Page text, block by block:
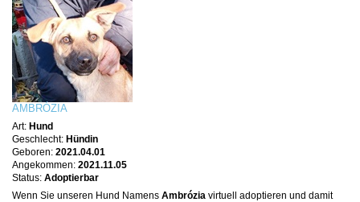
AMBRÓZIA
Art: Hund
Geschlecht: Hündin
Geboren: 2021.04.01
Angekommen: 2021.11.05
Status: Adoptierbar
Wenn Sie unseren Hund Namens Ambrózia virtuell adoptieren und damit